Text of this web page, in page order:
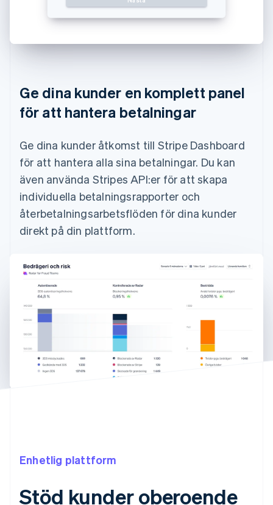
Ge dina kunder en komplett panel
för att hantera betalningar
Ge dina kunder åtkomst till Stripe Dashboard
för att hantera alla sina betalningar. Du kan
även använda Stripes API:er för att skapa
individuella betalningsrapporter och
återbetalningsarbetsflöden för dina kunder
direkt på din plattform.
Enhetlig plattform
Stöd kunder oberoende